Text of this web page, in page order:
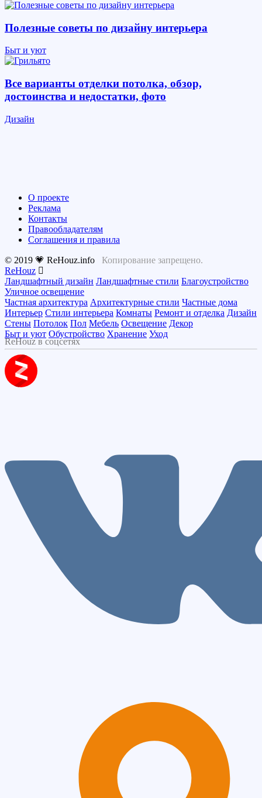
Полезные советы по дизайну интерьера
Быт и уют
Все варианты отделки потолка, обзор,
достоинства и недостатки, фото
Дизайн
О проекте
Реклама
Контакты
Правообладателям
Соглашения и правила
© 2019 💗 ReHouz.info Копирование запрещено.
ReHouz
Ландшафтный дизайн Ландшафтные стили Благоустройство
Уличное освещение
Частная архитектура Архитектурные стили Частные дома
Интерьер Стили интерьера Комнаты Ремонт и отделка Дизайн
Стены Потолок Пол Мебель Освещение Декор
Быт и уют Обустройство Хранение Уход
ReHouz в соцсетях